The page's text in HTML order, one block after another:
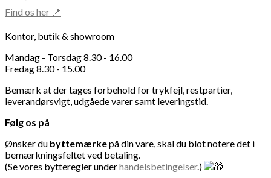
Find os her 📍
Kontor, butik & showroom
Mandag - Torsdag 8.30 - 16.00
Fredag 8.30 - 15.00
Bemærk at der tages forbehold for trykfejl, restpartier,
leverandørsvigt, udgåede varer samt leveringstid.
Følg os på
Ønsker du byttemærkepå din vare, skal du blot notere det i
bemærkningsfeltet ved betaling.
(Se vores bytteregler underhandelsbetingelser.)